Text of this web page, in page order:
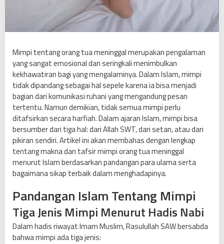
g
g
l
M
e
n
u
r
u
t
I
s
l
a
:
a
f
s
Mimpi tentang orang tua meninggal merupakan pengalaman
yang sangat emosional dan seringkali menimbulkan
kekhawatiran bagi yang mengalaminya. Dalam Islam, mimpi
tidak dipandang sebagai hal sepele karena ia bisa menjadi
bagian dari komunikasi ruhani yang mengandung pesan
tertentu. Namun demikian, tidak semua mimpi perlu
ditafsirkan secara harfiah. Dalam ajaran Islam, mimpi bisa
bersumber dari tiga hal: dari Allah SWT, dari setan, atau dari
pikiran sendiri. Artikel ini akan membahas dengan lengkap
tentang makna dan tafsir mimpi orang tua meninggal
menurut Islam berdasarkan pandangan para ulama serta
bagaimana sikap terbaik dalam menghadapinya.
Pandangan Islam Tentang Mimpi
Tiga Jenis Mimpi Menurut Hadis Nabi
Dalam hadis riwayat Imam Muslim, Rasulullah SAW bersabda
bahwa mimpi ada tiga jenis: